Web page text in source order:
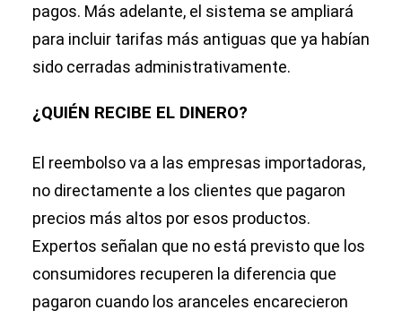
pagos. Más adelante, el sistema se ampliará
para incluir tarifas más antiguas que ya habían
sido cerradas administrativamente.
¿QUIÉN RECIBE EL DINERO?
El reembolso va a las empresas importadoras,
no directamente a los clientes que pagaron
precios más altos por esos productos.
Expertos señalan que no está previsto que los
consumidores recuperen la diferencia que
pagaron cuando los aranceles encarecieron